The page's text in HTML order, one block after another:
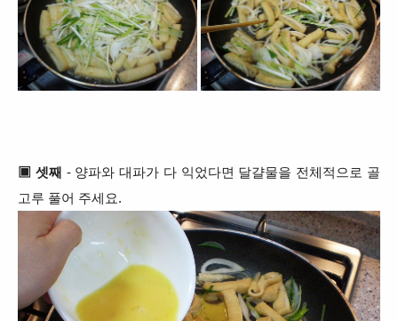
▣ 셋째 - 양파와 대파가 다 익었다면 달걀물을 전체적으로 골
고루 풀어 주세요.